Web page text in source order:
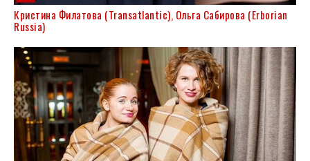
Кристина Филатова (Transatlantic), Ольга Сабирова (Erborian
Russia)